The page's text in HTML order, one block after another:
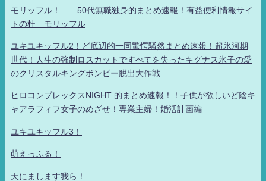
モリッフル！ 50代無職独身的まとめ速報！有益便利情報サイ
トの杜 モリッフル
ユキユキッフル2！ど底辺的一同驚愕騒然まとめ速報！超氷河期
世代！人生の強制ロスカットですべてを失ったキグナス氷子の愛
のクリスタルキングボンビー脱出大作戦
ヒロコンプレックスNIGHT 的まとめ速報！！子供が欲しいど陰キ
ャアラフィフ女子のめざせ！専業主婦！婚活計画編
ユキユキッフル3！
萌えっふる！
天にまします我ら！